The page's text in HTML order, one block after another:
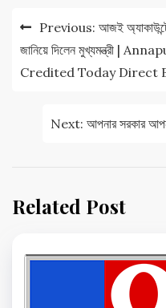
Post
navigation
Previous: আজই
জানিয়ে দিলেন মুখ্যমন্ত্রী |
Credited Today Direct
Next: আপনার সরকার
Related Post